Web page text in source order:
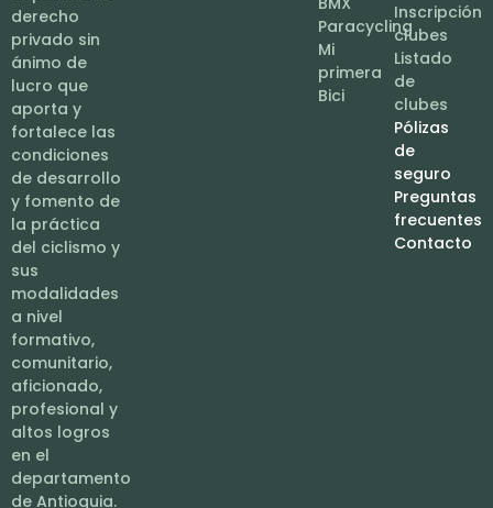
derecho
privado sin
ánimo de
lucro que
aporta y
fortalece las
condiciones
de desarrollo
y fomento de
la práctica
del ciclismo y
sus
modalidades
a nivel
formativo,
comunitario,
aficionado,
profesional y
altos logros
en el
departamento
de Antioquia.
Paracycling
Mi
primera
Bici
Inscripción
clubes
Listado
de
clubes
Pólizas
de
seguro
Preguntas
frecuentes
Contacto